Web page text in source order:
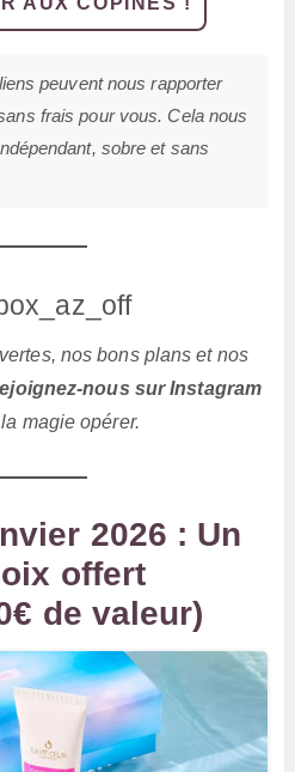
peuvent nous rapporter
frais pour vous. Cela nous
sobre et sans
nos bons plans et nos
nous sur Instagram
magie opérer.
2026 : Un
offert
de valeur)